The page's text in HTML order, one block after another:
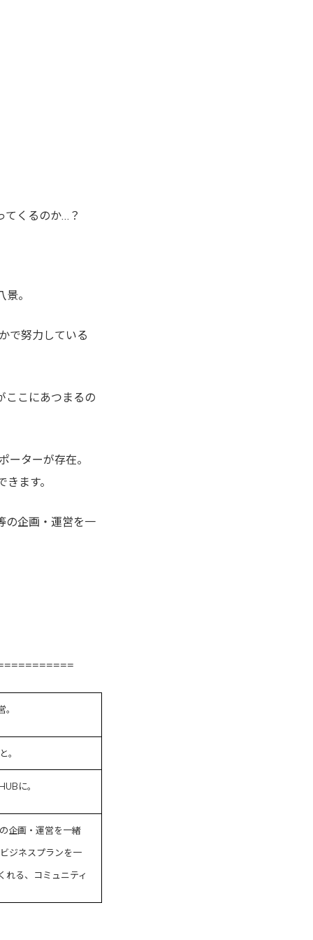
てくるのか…？
。
で努力している
ここにあつまるの
ターが存在。
ます。
の企画・運営を一
。
に。
企画・運営を一緒
ジネスプランを一
れる、コミュニティ